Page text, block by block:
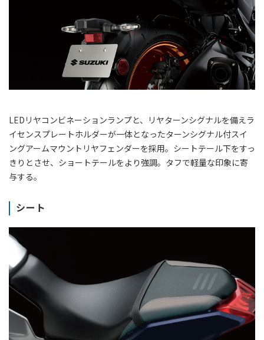
LEDリヤコンビネーションランプと、リヤターンシグナルを備えラ
イセンスプレートホルダーが一体となったターンシグナル付スイ
ングアームマウントリヤフェンダーを採用。シートテール下をすっ
きりとさせ、ショートテールをより強調。タフで軽量な印象に寄
与する。
シート